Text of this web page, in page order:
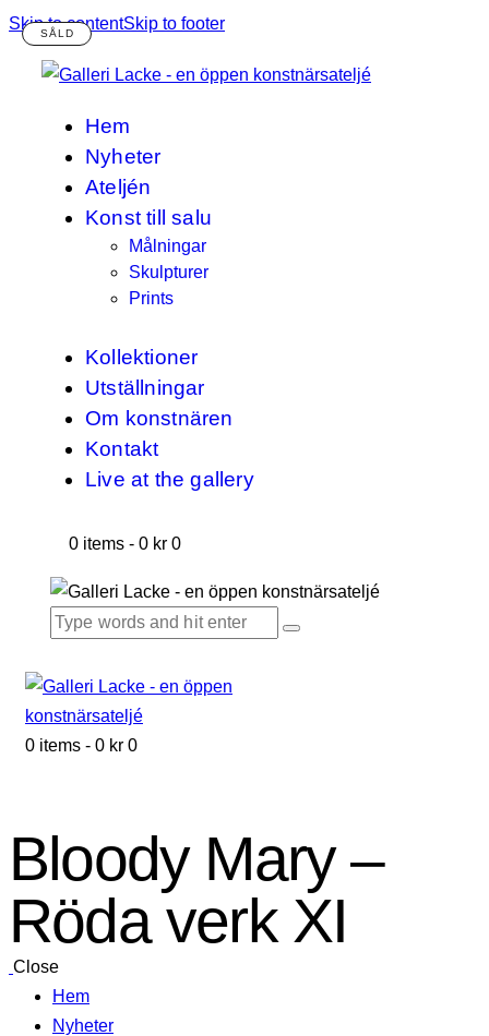
Skip to contentSkip to footer
Hem
Nyheter
Ateljén
Konst till salu
Målningar
Skulpturer
Prints
Kollektioner
Utställningar
Om konstnären
Kontakt
Live at the gallery
0 items - 0 kr 0
0 items - 0 kr 0
Bloody Mary –
Röda verk XI
Close
Hem
Nyheter